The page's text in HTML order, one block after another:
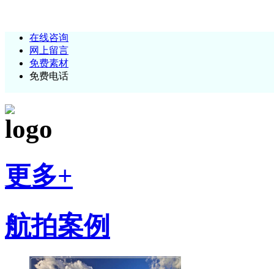
在线咨询
网上留言
免费素材
免费电话
更多+
航拍案例